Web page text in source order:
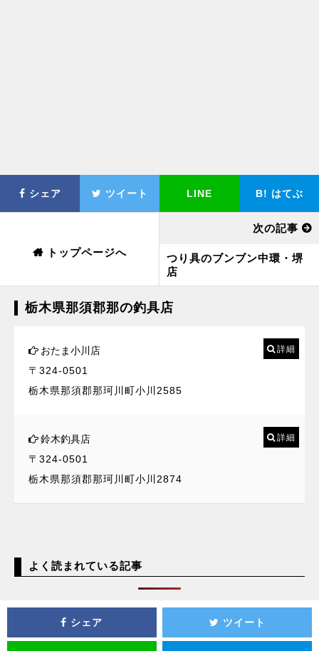
シェア ツイート LINE B! はてぶ
トップページへ
次の記事
つり具のブンブン中環・堺
店
栃木県那須郡那の釣具店
おたま小川店
〒324-0501
栃木県那須郡那珂川町小川2585
詳細
鈴木釣具店
〒324-0501
栃木県那須郡那珂川町小川2874
詳細
よく読まれている記事
シェア ツイート